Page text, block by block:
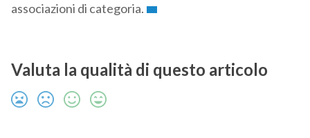
associazioni di categoria.
Valuta la qualità di questo articolo